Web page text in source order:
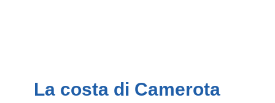
La costa di Camerota